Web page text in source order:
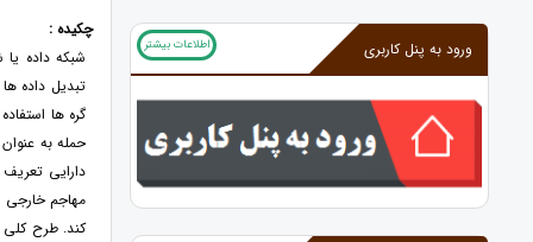
ورود به پنل کاربری اطلاعات بیشتر
چکیده :
شبکه داده
تبدیل داده
گره ها
حمله به
دارایی
مهاجم خارجی
کند. طرح کلی